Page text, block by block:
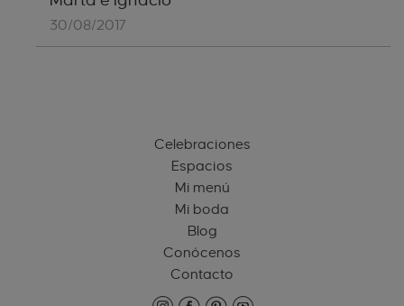
30/08/2017
Celebraciones
Espacios
Mi menú
Mi boda
Blog
Conócenos
Contacto